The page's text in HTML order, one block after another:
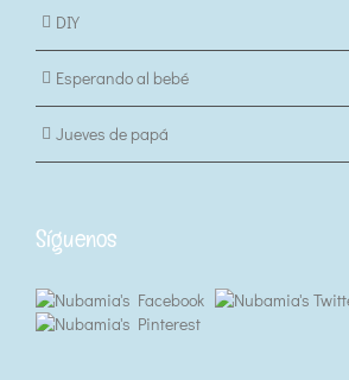
DIY
Esperando al bebé
Jueves de papá
Síguenos